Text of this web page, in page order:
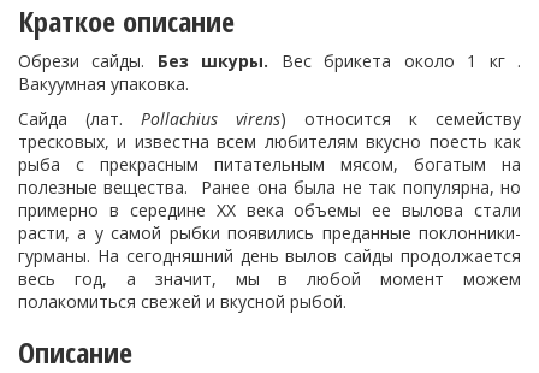
Краткое описание
Обрези сайды. Без шкуры. Вес брикета около 1 кг .
Вакуумная упаковка.
Сайда (лат. Pollachius virens) относится к семейству
тресковых, и известна всем любителям вкусно поесть как
рыба с прекрасным питательным мясом, богатым на
полезные вещества. Ранее она была не так популярна, но
примерно в середине ХХ века объемы ее вылова стали
расти, а у самой рыбки появились преданные поклонники-
гурманы. На сегодняшний день вылов сайды продолжается
весь год, а значит, мы в любой момент можем
полакомиться свежей и вкусной рыбой.
Описание